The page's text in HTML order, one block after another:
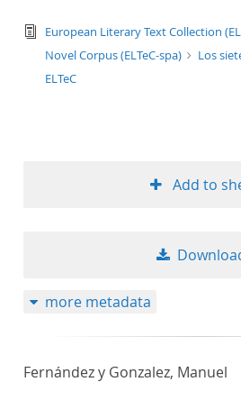
text/
European Literary Text Collection
Novel Corpus (ELTeC-spa)
Los
ELTeC
Add to
more metadata
Fernández y Gonzalez, Manuel